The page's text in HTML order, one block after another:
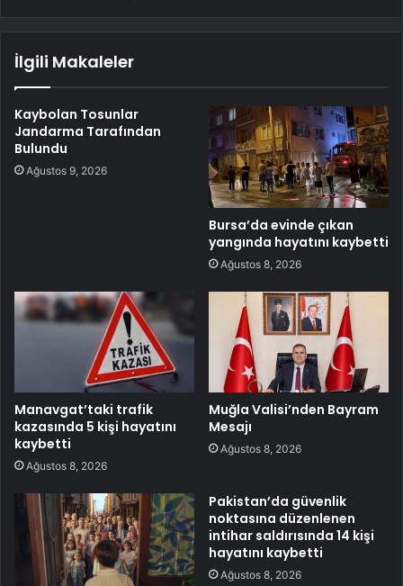
İlgili Makaleler
Kaybolan Tosunlar
Jandarma Tarafından
Bulundu
Ağustos 9, 2026
Bursa’da evinde çıkan
yangında hayatını kaybetti
Ağustos 8, 2026
Manavgat’taki trafik
kazasında 5 kişi hayatını
kaybetti
Ağustos 8, 2026
Muğla Valisi’nden Bayram
Mesajı
Ağustos 8, 2026
Pakistan’da güvenlik
noktasına düzenlenen
intihar saldırısında 14 kişi
hayatını kaybetti
Ağustos 8, 2026